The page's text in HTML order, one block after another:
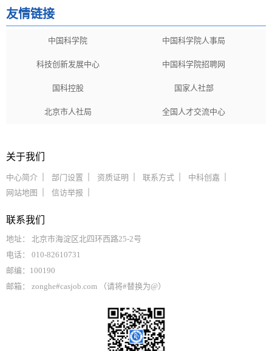
友情链接
中国科学院 中国科学院人事局
科技创新发展中心 中国科学院招聘网
国科控股 国家人社部
北京市人社局 全国人才交流中心
关于我们
中心简介 部门设置 资质证明 联系方式
中科创嘉
网站地图
信访举报
联系我们
地址： 北京市海淀区北四环西路25-2号
电话： 010-82610731
邮编：100190
邮箱： zonghe#casjob.com （请将#替换为@）